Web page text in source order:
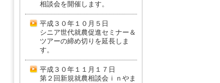
相談会を開催します。
平成３０年１０月５日
シニア世代就農促進セミナー＆
ツアーの締め切りを延長しま
す。
平成３０年１１月１７日
第２回新規就農相談会ｉｎやま